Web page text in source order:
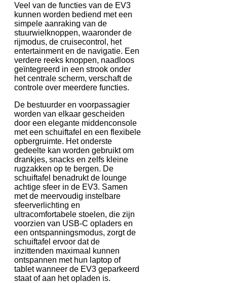
Veel van de functies van de EV3
kunnen worden bediend met een
simpele aanraking van de
stuurwielknoppen, waaronder de
rijmodus, de cruisecontrol, het
entertainment en de navigatie. Een
verdere reeks knoppen, naadloos
geïntegreerd in een strook onder
het centrale scherm, verschaft de
controle over meerdere functies.
De bestuurder en voorpassagier
worden van elkaar gescheiden
door een elegante middenconsole
met een schuiftafel en een flexibele
opbergruimte. Het onderste
gedeelte kan worden gebruikt om
drankjes, snacks en zelfs kleine
rugzakken op te bergen. De
schuiftafel benadrukt de lounge
achtige sfeer in de EV3. Samen
met de meervoudig instelbare
sfeerverlichting en
ultracomfortabele stoelen, die zijn
voorzien van USB-C opladers en
een ontspanningsmodus, zorgt de
schuiftafel ervoor dat de
inzittenden maximaal kunnen
ontspannen met hun laptop of
tablet wanneer de EV3 geparkeerd
staat of aan het opladen is.